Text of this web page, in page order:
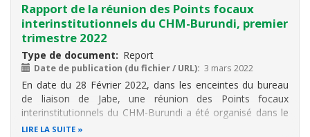
Rapport de la réunion des Points focaux
interinstitutionnels du CHM-Burundi, premier
trimestre 2022
Type de document Report
Date de publication (du fichier / URL) 3 mars 2022
En date du 28 Février 2022, dans les enceintes du bureau
de liaison de Jabe, une réunion des Points focaux
interinstitutionnels du CHM-Burundi a été organisé dans le
cadre du Projet « CHM-OBPE» du Programme de
LIRE LA SUITE